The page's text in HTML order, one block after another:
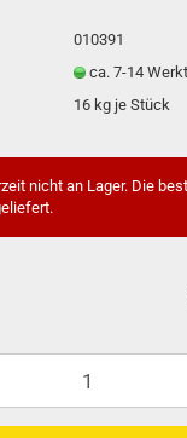
010391
ca. 7-14
16 kg je Stück
nicht an Lager. Die